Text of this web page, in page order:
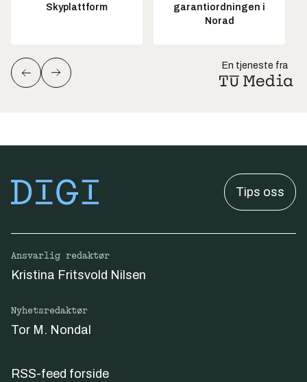
Skyplattform
garantiordningen i
Norad
En tjeneste fra
Tips oss
Ansvarlig redaktør
Kristina Fritsvold Nilsen
Nyhetsredaktør
Tor M. Nondal
RSS-feed forside